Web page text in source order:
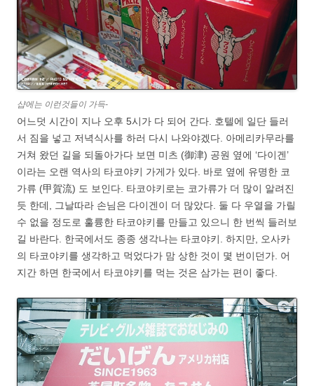
샵에는 이런것들이 가득-
어느덧 시간이 지나 오후 5시가 다 되어 간다. 호텔에 일단 들러
서 짐을 넣고 저녁식사를 하러 다시 나와야겠다. 아메리카무라를
거쳐 왔던 길을 되돌아가다 보면 미츠 (御津) 공원 옆에 ‘다이겐’
이라는 오랜 역사의 타코야키 가게가 있다. 바로 옆에 유명한 코
가류 (甲賀流) 도 보인다. 타코야키로는 코가류가 더 많이 알려진
듯 한데, 그날따라 손님은 다이겐이 더 많았다. 둘 다 우열을 가릴
수 없을 정도로 훌륭한 타코야키를 만들고 있으니 한 번씩 들러보
길 바란다. 한국에서도 종종 생각나는 타코야키. 하지만, 오사카
의 타코야키를 생각하고 먹었다가 맘 상한 것이 몇 번이던가. 어
지간 하면 한국에서 타코야키를 먹는 것은 삼가는 편이 좋다.